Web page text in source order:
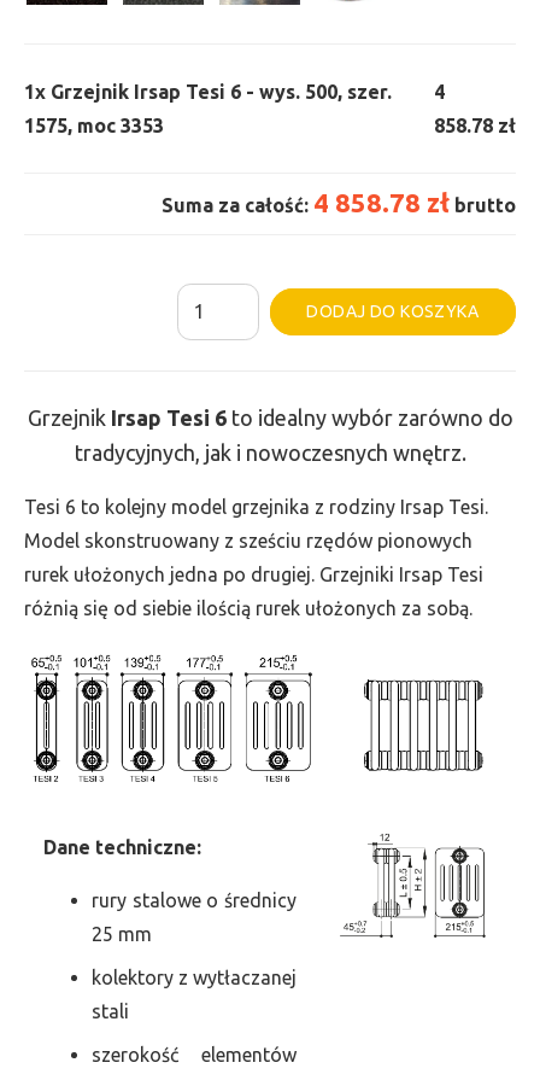
1x Grzejnik Irsap Tesi 6 - wys. 500, szer.
1575, moc 3353
4
858.78 zł
Suma za całość: 4 858.78 zł brutto
ilość
Grzejnik
-
wys.
500,
szer.
1575,
3353
DODAJ DO KOSZYKA
Grzejnik Irsap Tesi 6to idealny wybór zarówno do
tradycyjnych, jak i nowoczesnych wnętrz.
Tesi 6 to kolejny model grzejnika z rodziny Irsap Tesi.
Model skonstruowany z sześciu rzędów pionowych
rurek ułożonych jedna po drugiej. Grzejniki Irsap Tesi
różnią się od siebie ilością rurek ułożonych za sobą.
Dane techniczne:
rury stalowe o średnicy
25 mm
kolektory z wytłaczanej
stali
szerokość elementów